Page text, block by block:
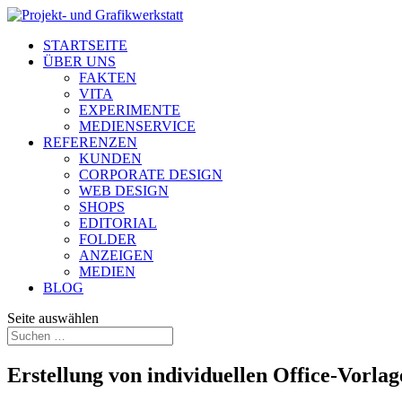
STARTSEITE
ÜBER UNS
FAKTEN
VITA
EXPERIMENTE
MEDIENSERVICE
REFERENZEN
KUNDEN
CORPORATE DESIGN
WEB DESIGN
SHOPS
EDITORIAL
FOLDER
ANZEIGEN
MEDIEN
BLOG
Seite auswählen
Erstellung von individuellen Office-